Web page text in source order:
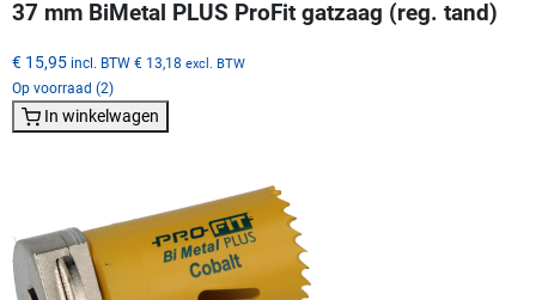
37 mm BiMetal PLUS ProFit gatzaag (reg. tand)
€ 15,95 incl. BTW € 13,18 excl. BTW
Op voorraad (2)
In winkelwagen